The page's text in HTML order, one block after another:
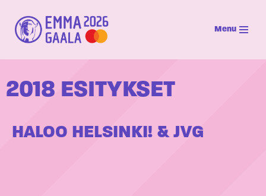
Siirry
suoraan
sisältöön
Menu
2018 ESITYKSET
HALOO HELSINKI! & JVG